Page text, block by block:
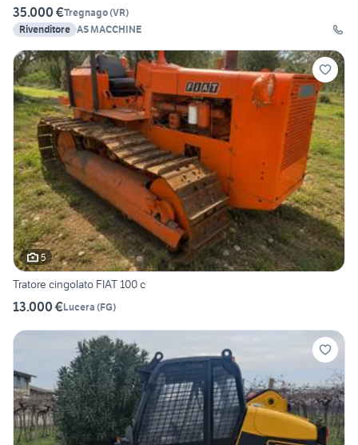
35.000 €Tregnago(VR)
Rivenditore AS MACCHINE
5
Tratore cingolato FIAT 100 c
13.000 €Lucera (FG)